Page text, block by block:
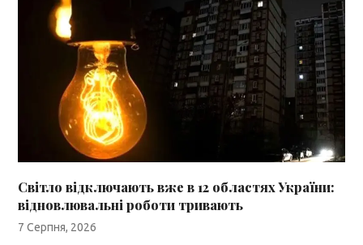
Світло відключають вже в 12 областях України:
відновлювальні роботи тривають
7 Серпня, 2026